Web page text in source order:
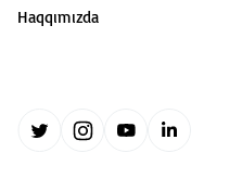
Haqqımızda